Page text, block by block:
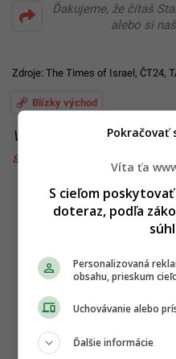
Ďakujeme, že čítaš
alebo si
Zdroje: The Times of Israel, ČT24,
Blízky východ
Viac k téme: Irán,Izrael,
sväté mesto
Víta ťa
S cieľom
doteraz, podľa
Personalizovaná
obsahu, prieskum
Uchovávanie alebo
Ďalšie informácie
Pokračovať